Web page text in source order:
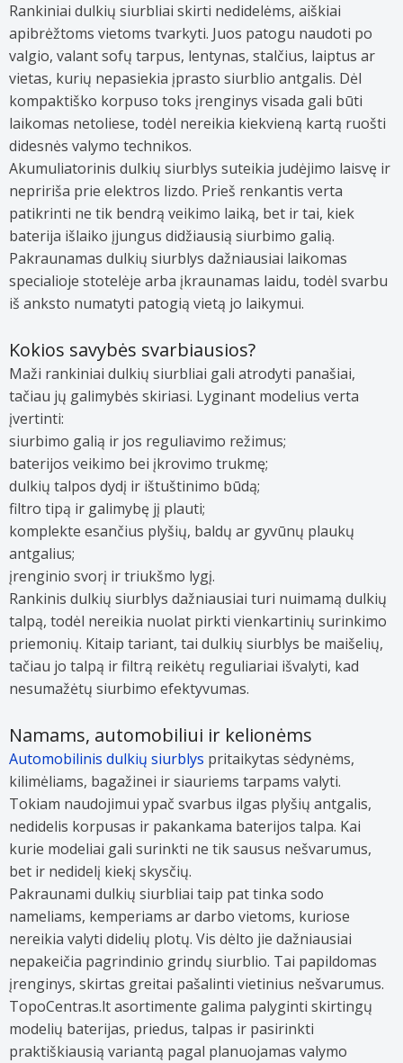
Rankiniai dulkių siurbliai skirti nedidelėms, aiškiai
apibrėžtoms vietoms tvarkyti. Juos patogu naudoti po
valgio, valant sofų tarpus, lentynas, stalčius, laiptus ar
vietas, kurių nepasiekia įprasto siurblio antgalis. Dėl
kompaktiško korpuso toks įrenginys visada gali būti
laikomas netoliese, todėl nereikia kiekvieną kartą ruošti
didesnės valymo technikos.
Akumuliatorinis dulkių siurblys suteikia judėjimo laisvę ir
nepririša prie elektros lizdo. Prieš renkantis verta
patikrinti ne tik bendrą veikimo laiką, bet ir tai, kiek
baterija išlaiko įjungus didžiausią siurbimo galią.
Pakraunamas dulkių siurblys dažniausiai laikomas
specialioje stotelėje arba įkraunamas laidu, todėl svarbu
iš anksto numatyti patogią vietą jo laikymui.
Kokios savybės svarbiausios?
Maži rankiniai dulkių siurbliai gali atrodyti panašiai,
tačiau jų galimybės skiriasi. Lyginant modelius verta
įvertinti:
siurbimo galią ir jos reguliavimo režimus;
baterijos veikimo bei įkrovimo trukmę;
dulkių talpos dydį ir ištuštinimo būdą;
filtro tipą ir galimybę jį plauti;
komplekte esančius plyšių, baldų ar gyvūnų plaukų
antgalius;
įrenginio svorį ir triukšmo lygį.
Rankinis dulkių siurblys dažniausiai turi nuimamą dulkių
talpą, todėl nereikia nuolat pirkti vienkartinių surinkimo
priemonių. Kitaip tariant, tai dulkių siurblys be maišelių,
tačiau jo talpą ir filtrą reikėtų reguliariai išvalyti, kad
nesumažėtų siurbimo efektyvumas.
Namams, automobiliui ir kelionėms
Automobilinis dulkių siurblys pritaikytas sėdynėms,
kilimėliams, bagažinei ir siauriems tarpams valyti.
Tokiam naudojimui ypač svarbus ilgas plyšių antgalis,
nedidelis korpusas ir pakankama baterijos talpa. Kai
kurie modeliai gali surinkti ne tik sausus nešvarumus,
bet ir nedidelį kiekį skysčių.
Pakraunami dulkių siurbliai taip pat tinka sodo
nameliams, kemperiams ar darbo vietoms, kuriose
nereikia valyti didelių plotų. Vis dėlto jie dažniausiai
nepakeičia pagrindinio grindų siurblio. Tai papildomas
įrenginys, skirtas greitai pašalinti vietinius nešvarumus.
TopoCentras.lt asortimente galima palyginti skirtingų
modelių baterijas, priedus, talpas ir pasirinkti
praktiškiausią variantą pagal planuojamas valymo